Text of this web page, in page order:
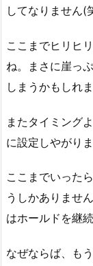
してなりません(
ここまでヒリヒ
ね。まさに崖っ
しまうかもしれ
またタイミング
に設定しやがり
ここまでいった
うしかありませ
はホールドを継
なぜならば、も